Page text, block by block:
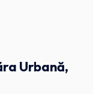
Urbană,